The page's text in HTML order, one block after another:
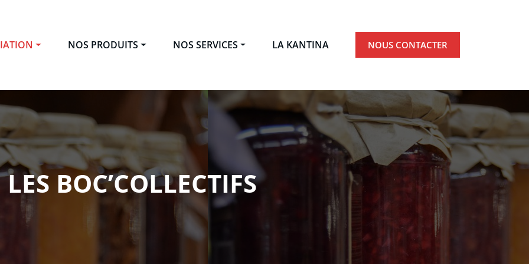
– Conserverie associative
NOS PRODUITS NOS SERVICES LA KANTINA NOUS CONTACTER
LES BOC’COLLECTIFS